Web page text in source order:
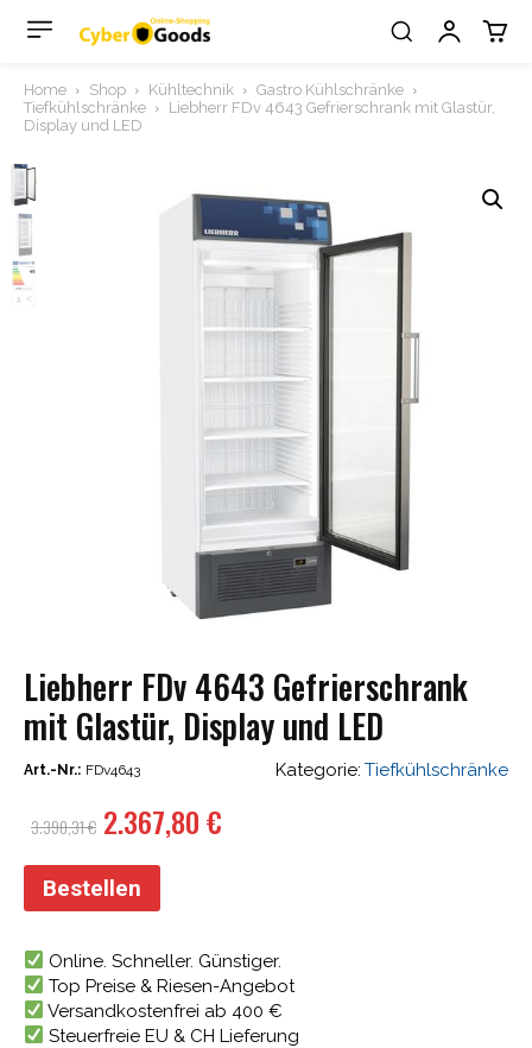
Home Shop Kühltechnik
Gastro Kühlschränke
Tiefkühlschränke
Liebherr FDv 4643 Gefrierschrank mit Glastür,
Display und LED
Liebherr FDv 4643 Gefrierschrank
mit Glastür, Display und LED
Art.-Nr.: FDv4643 Kategorie: Tiefkühlschränke
3.390,31€ Ursprünglicher
Preis
war:
3.390,31 €
2.367,80€
Bestellen
Online. Schneller. Günstiger.
Top Preise & Riesen-Angebot
Versandkostenfrei ab 400 €
Steuerfreie EU & CH Lieferung